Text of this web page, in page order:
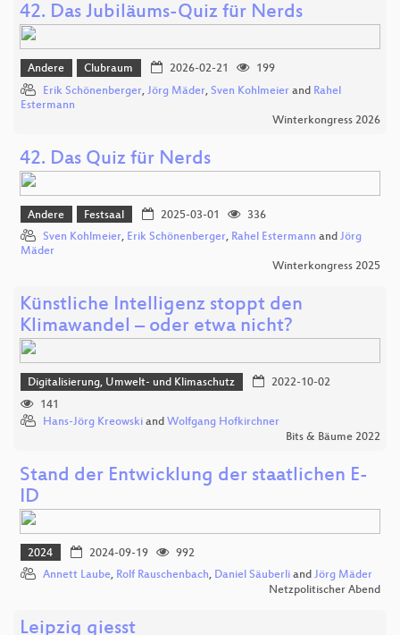
42. Das Jubiläums-Quiz für Nerds
Andere Clubraum 2026-02-21
199
Erik Schönenberger, Jörg Mäder, Sven Kohlmeier and Rahel
Estermann
Winterkongress 2026
42. Das Quiz für Nerds
Andere Festsaal 2025-03-01
336
Sven Kohlmeier, Erik Schönenberger, Rahel Estermann and Jörg
Mäder
Winterkongress 2025
Künstliche Intelligenz stoppt den
Klimawandel – oder etwa nicht?
Digitalisierung, Umwelt- und Klimaschutz
2022-10-02
141
Hans-Jörg Kreowski and Wolfgang Hofkirchner
Bits & Bäume 2022
Stand der Entwicklung der staatlichen E-
ID
2024 2024-09-19
992
Annett Laube, Rolf Rauschenbach, Daniel Säuberli and Jörg Mäder
Netzpolitischer Abend
Leipzig giesst